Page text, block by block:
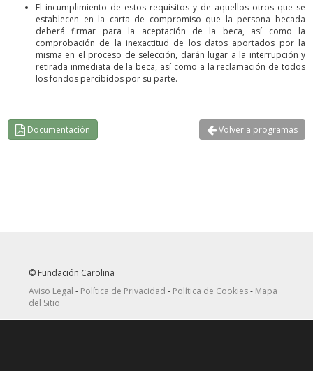
El incumplimiento de estos requisitos y de aquellos otros que se
establecen en la carta de compromiso que la persona becada
deberá firmar para la aceptación de la beca, así como la
comprobación de la inexactitud de los datos aportados por la
misma en el proceso de selección, darán lugar a la interrupción y
retirada inmediata de la beca, así como a la reclamación de todos
los fondos percibidos por su parte.
Documentación Volver a programas
© Fundación Carolina
Aviso Legal - Política de Privacidad - Política de Cookies- Mapa
del Sitio